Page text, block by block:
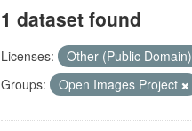
1 dataset found
Licenses: Other (Public Domain)
Groups:
Open Images Project